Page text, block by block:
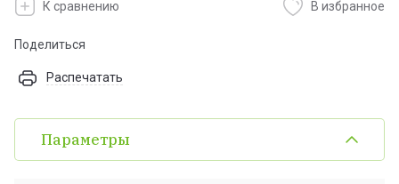
К сравнению В избранное
Поделиться
Распечатать
Параметры